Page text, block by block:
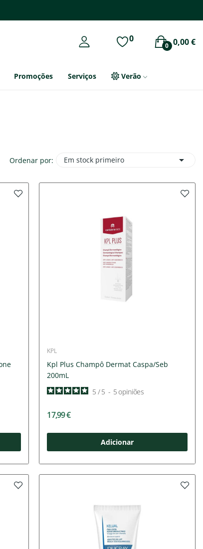
0 0,00 €
0
Promoções Serviços Verão
Ordenar por: Em stock primeiro 
KPL
Kpl Plus Champô Dermat Caspa/Seb
200mL
5 / 5 - 5 opiniões
17,99 €
Adicionar